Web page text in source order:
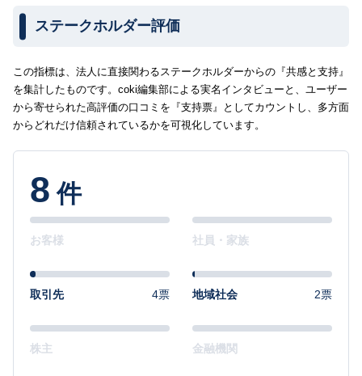
ステークホルダー評価
この指標は、法人に直接関わるステークホルダーからの『共感と支持』
を集計したものです。coki編集部による実名インタビューと、ユーザー
から寄せられた高評価の口コミを『支持票』としてカウントし、多方面
からどれだけ信頼されているかを可視化しています。
8 件
お客様 社員・家族
取引先 4票 地域社会 2票
株主 金融機関